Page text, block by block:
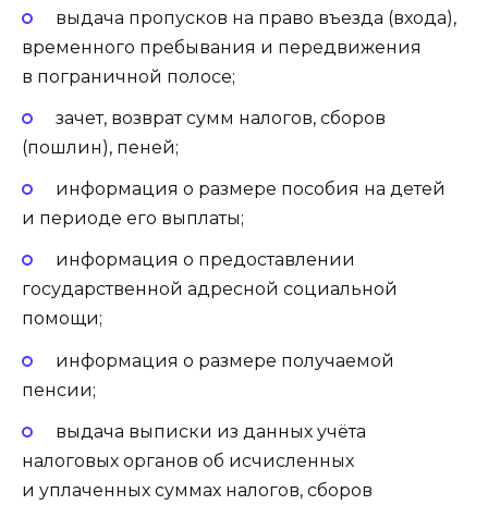
выдача пропусков на право въезда (входа),
временного пребывания и передвижения
в пограничной полосе;
зачет, возврат сумм налогов, сборов
(пошлин), пеней;
информация о размере пособия на детей
и периоде его выплаты;
информация о предоставлении
государственной адресной социальной
помощи;
информация о размере получаемой
пенсии;
выдача выписки из данных учёта
налоговых органов об исчисленных
и уплаченных суммах налогов, сборов